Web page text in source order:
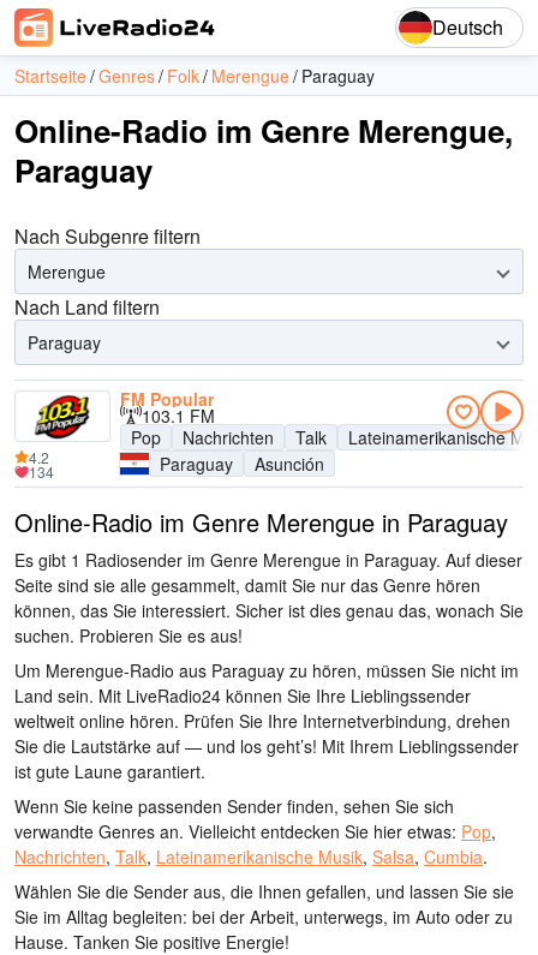
Deutsch
Startseite Genres Folk Merengue Paraguay
Online-Radio im Genre Merengue,
Paraguay
Nach Subgenre filtern
Merengue
Nach Land filtern
Paraguay
FM Popular
103.1 FM
Pop
Nachrichten Talk
Lateinamerikanische
Paraguay
Asunción
4.2
134
Online-Radio im Genre Merengue in Paraguay
Es gibt 1 Radiosender im Genre Merengue in Paraguay. Auf dieser
Seite sind sie alle gesammelt, damit Sie nur das Genre hören
können, das Sie interessiert. Sicher ist dies genau das, wonach Sie
suchen. Probieren Sie es aus!
Um Merengue-Radio aus Paraguay zu hören, müssen Sie nicht im
Land sein. Mit LiveRadio24 können Sie Ihre Lieblingssender
weltweit online hören. Prüfen Sie Ihre Internetverbindung, drehen
Sie die Lautstärke auf — und los geht’s! Mit Ihrem Lieblingssender
ist gute Laune garantiert.
Wenn Sie keine passenden Sender finden, sehen Sie sich
verwandte Genres an. Vielleicht entdecken Sie hier etwas: Pop,
Nachrichten, Talk, Lateinamerikanische Musik, Salsa, Cumbia.
Wählen Sie die Sender aus, die Ihnen gefallen, und lassen Sie sie
Sie im Alltag begleiten: bei der Arbeit, unterwegs, im Auto oder zu
Hause. Tanken Sie positive Energie!